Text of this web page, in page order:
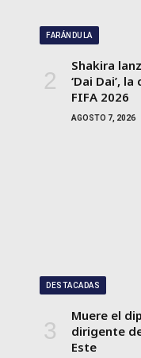
FARÁNDULA
Shakira
‘Dai Dai’,
FIFA 2026
AGOSTO 7, 2026
DESTACADAS
Muere el
dirigente
Este